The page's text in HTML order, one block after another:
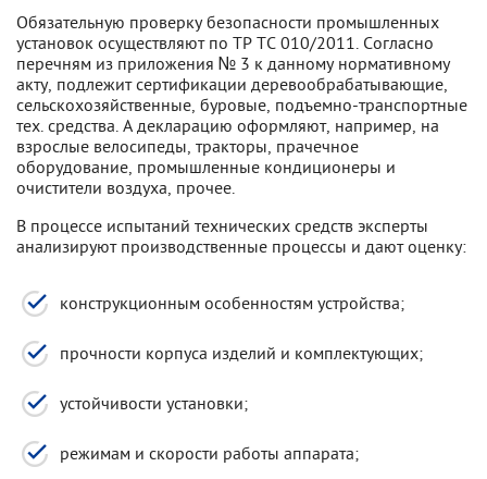
Обязательную проверку безопасности промышленных
установок осуществляют по ТР ТС 010/2011. Согласно
перечням из приложения № 3 к данному нормативному
акту, подлежит сертификации деревообрабатывающие,
сельскохозяйственные, буровые, подъемно-транспортные
тех. средства. А декларацию оформляют, например, на
взрослые велосипеды, тракторы, прачечное
оборудование, промышленные кондиционеры и
очистители воздуха, прочее.
В процессе испытаний технических средств эксперты
анализируют производственные процессы и дают оценку:
конструкционным особенностям устройства;
прочности корпуса изделий и комплектующих;
устойчивости установки;
режимам и скорости работы аппарата;